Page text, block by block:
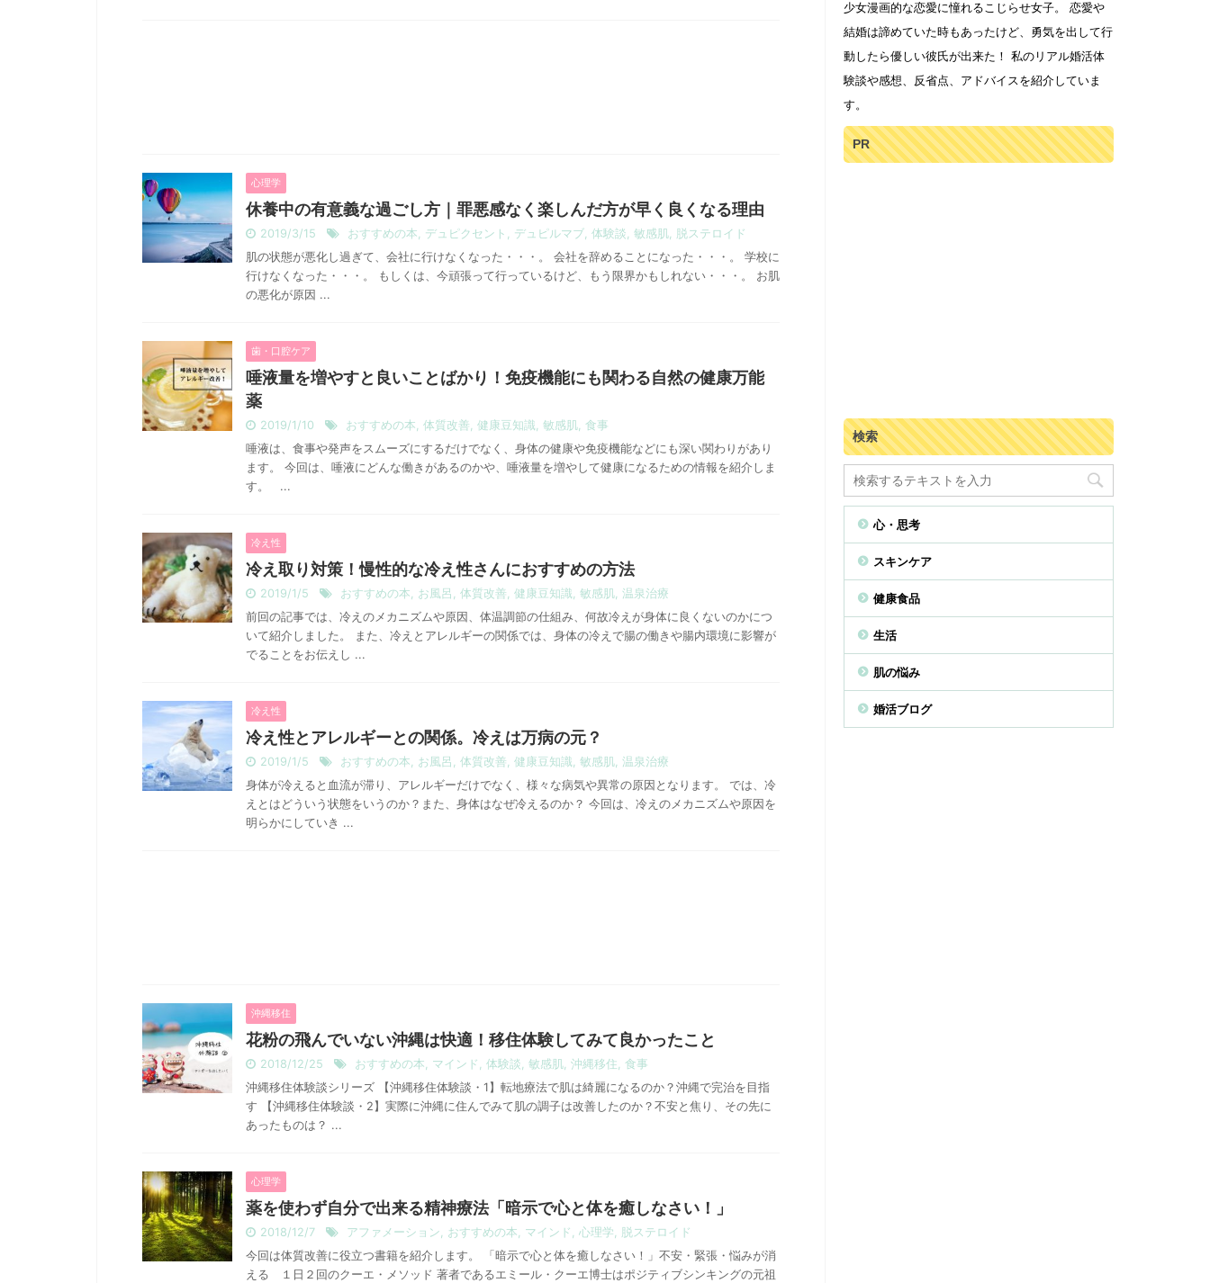
心理学
休養中の有意義な過ごし方｜罪悪感なく楽しんだ方が早く良くなる理由
2019/3/15 おすすめの本, デュピクセント , デュピルマブ, 体験談, 敏感肌, 脱ステロイド
肌の状態が悪化し過ぎて、会社に行けなくなった・・・。 会社を辞めることになった・・・。 学校に
行けなくなった・・・。 もしくは、今頑張って行っているけど、もう限界かもしれない・・・。 お肌
の悪化が原因 ...
歯・口腔ケア
唾液量を増やすと良いことばかり！免疫機能にも関わる自然の健康万能
薬
2019/1/10 おすすめの本, 体質改善, 健康豆知識, 敏感肌, 食事
唾液は、食事や発声をスムーズにするだけでなく、身体の健康や免疫機能などにも深い関わりがあり
ます。 今回は、唾液にどんな働きがあるのかや、唾液量を増やして健康になるための情報を紹介しま
す。 ...
冷え性
冷え取り対策！慢性的な冷え性さんにおすすめの方法
2019/1/5 おすすめの本, お風呂 , 体質改善, 健康豆知識, 敏感肌, 温泉治療
前回の記事では、冷えのメカニズムや原因、体温調節の仕組み、何故冷えが身体に良くないのかにつ
いて紹介しました。 また、冷えとアレルギーの関係では、身体の冷えで腸の働きや腸内環境に影響が
でることをお伝えし ...
冷え性
冷え性とアレルギーとの関係。冷えは万病の元？
2019/1/5 おすすめの本, お風呂 , 体質改善, 健康豆知識, 敏感肌, 温泉治療
身体が冷えると血流が滞り、アレルギーだけでなく、様々な病気や異常の原因となります。 では、冷
えとはどういう状態をいうのか？また、身体はなぜ冷えるのか？ 今回は、冷えのメカニズムや原因を
明らかにしていき ...
沖縄移住
花粉の飛んでいない沖縄は快適！移住体験してみて良かったこと
2018/12/25 おすすめの本, マインド , 体験談, 敏感肌, 沖縄移住, 食事
沖縄移住体験談シリーズ 【沖縄移住体験談・1】転地療法で肌は綺麗になるのか？沖縄で完治を目指
す 【沖縄移住体験談・2】実際に沖縄に住んでみて肌の調子は改善したのか？不安と焦り、その先に
あったものは？ ...
心理学
薬を使わず自分で出来る精神療法「暗示で心と体を癒しなさい！」
2018/12/7 アファメーション, おすすめの本, マインド , 心理学, 脱ステロイド
今回は体質改善に役立つ書籍を紹介します。 「暗示で心と体を癒しなさい！」不安・緊張・悩みが消
える １日２回のクーエ・メソッド 著者であるエミール・クーエ博士はポジティブシンキングの元祖
少女漫画的な恋愛に憧れるこじらせ女子。 恋愛や
結婚は諦めていた時もあったけど、勇気を出して行
動したら優しい彼氏が出来た！ 私のリアル婚活体
験談や感想、反省点、アドバイスを紹介していま
す。
PR
検索
心・思考
スキンケア
健康食品
生活
肌の悩み
婚活ブログ